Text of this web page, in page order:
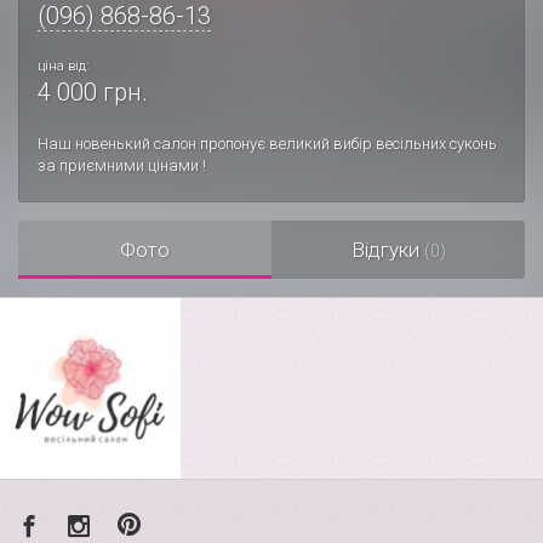
(096) 868-86-13
ціна від:
4 000 грн.
Наш новенький салон пропонує великий вибір весільних суконь
за приємними цінами !
Фото Відгуки (0)